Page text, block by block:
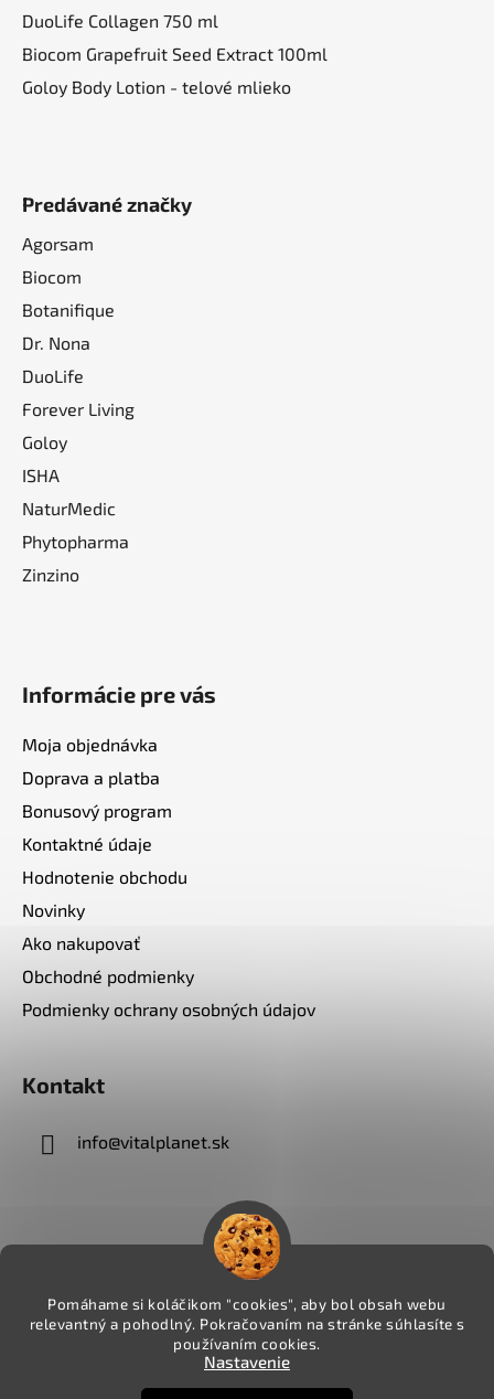
Pomáhame si koláčikom "cookies", aby bol obsah webu
relevantný a pohodlný. Pokračovaním na stránke súhlasíte s
používaním cookies.
Nastavenie
DuoLife Collagen 750 ml
Biocom Grapefruit Seed Extract 100ml
Goloy Body Lotion - telové mlieko
Predávané značky
Agorsam
Biocom
Botanifique
Dr. Nona
DuoLife
Forever Living
Goloy
ISHA
NaturMedic
Phytopharma
Zinzino
Informácie pre vás
Moja objednávka
Doprava a platba
Bonusový program
Kontaktné údaje
Hodnotenie obchodu
Novinky
Ako nakupovať
Obchodné podmienky
Podmienky ochrany osobných údajov
Kontakt
info@vitalplanet.sk